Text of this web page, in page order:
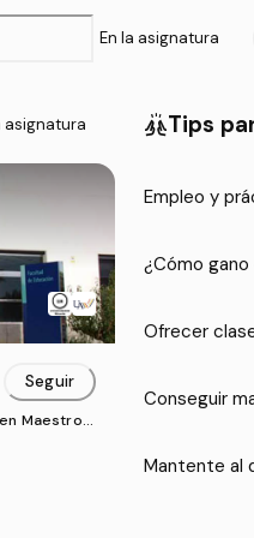
asignatura
Seguir
Maestro/
cheerTips
Empleo y
¿Cómo
Ofrecer
Conseguir
Mantente al
En la asignatura